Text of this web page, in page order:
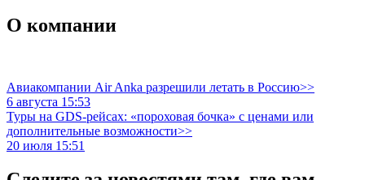
О компании
Авиакомпании Air Anka разрешили летать в Россию>>
6 августа 15:53
Туры на GDS-рейсах: «пороховая бочка» с ценами или
дополнительные возможности>>
20 июля 15:51